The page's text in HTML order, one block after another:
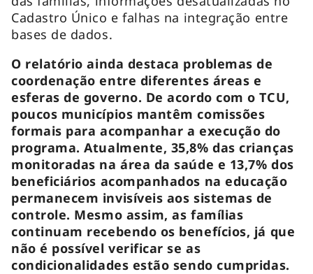
Cadastro Único e falhas na integração entre
bases de dados.
O relatório ainda destaca problemas de
coordenação entre diferentes áreas e
esferas de governo. De acordo com o TCU,
poucos municípios mantêm comissões
formais para acompanhar a execução do
programa. Atualmente, 35,8% das crianças
monitoradas na área da saúde e 13,7% dos
beneficiários acompanhados na educação
permanecem invisíveis aos sistemas de
controle. Mesmo assim, as famílias
continuam recebendo os benefícios, já que
não é possível verificar se as
condicionalidades estão sendo cumpridas.